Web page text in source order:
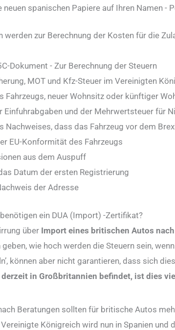
neuen spanischen Papiere auf Ihren Namen -
werden zur Berechnung der Kosten für die
Dokument - Zur Berechnung der Steuern
MOT und Kfz-Steuer im Vereinigten
Fahrzeugs, neuer Wohnsitz oder künftiger
Einfuhrabgaben und der Mehrwertsteuer für
Nachweises, dass das Fahrzeug vor dem
EU-Konformität des Fahrzeugs
aus dem Auspuff
Datum der ersten Registrierung
der Adresse
ein DUA (Import) -Zertifikat?
über Import eines britischen Autos
wie hoch werden die Steuern sein,
können aber nicht garantieren, dass sich
in Großbritannien befindet, ist dies
Beratungen sollten für britische Autos
Königreich wird nun in Spanien und